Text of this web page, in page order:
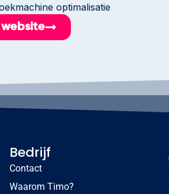
optimalisatie
Bedrijf
Contact
Waarom Timo?